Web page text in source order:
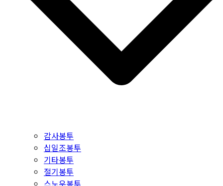
감사봉투
십일조봉투
기타봉투
절기봉투